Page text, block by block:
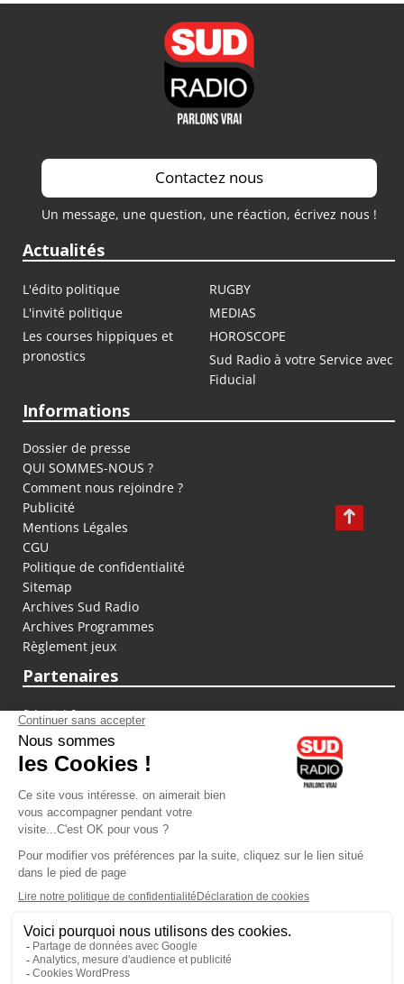
Contactez nous
Un message, une question, une réaction, écrivez nous !
Actualités
L'édito politique
RUGBY
L'invité politique
MEDIAS
Les courses hippiques et
pronostics
HOROSCOPE
Sud Radio à votre Service avec
Fiducial
Informations
Dossier de presse
QUI SOMMES-NOUS ?
Comment nous rejoindre ?
Publicité
Mentions Légales
CGU
Politique de confidentialité
Sitemap
Archives Sud Radio
Archives Programmes
Règlement jeux
Partenaires
fiducial.fr
lyoncapitale.fr
olympique-et-lyonnais.com
L'application Iphone / Android
Téléchargez l'application
Les cookies
Gestion des cookies
Crédit photos : ©Sud Radio / Pierre Olivier